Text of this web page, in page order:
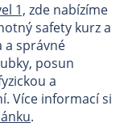
1, zde nabízíme
safety kurz a
a správné
posun
a
Více informací si
.